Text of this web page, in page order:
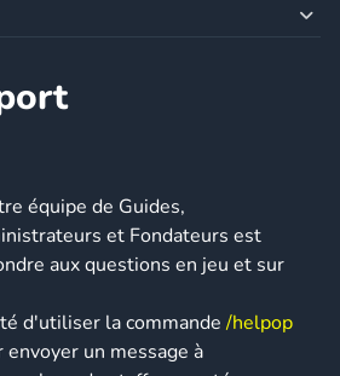
équipe de Guides,
et Fondateurs est
aux questions en jeu et sur
d'utiliser la commande /helpop
envoyer un message à